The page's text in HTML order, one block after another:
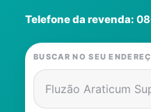
Telefone da revenda:
BUSCAR NO SEU
Fluzão Araticum